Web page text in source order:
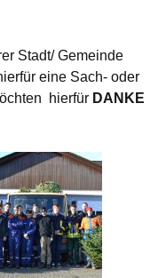
Stadt/ Gemeinde
eine Sach- oder
hierfür DANKE